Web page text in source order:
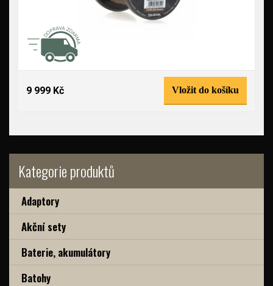
Kategorie produktů
Adaptory
Akční sety
Baterie, akumulátory
Batohy
9 999 Kč Vložit do košíku